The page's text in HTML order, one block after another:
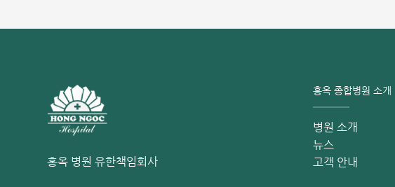
드시 내원하여 전문의의 진찰을 받으시기 바랍니다.
면역력이 약한 2세 미만 영유아는 폐렴구균에 의한 폐렴, 수막염, 중이염
러한 감염은 사망에 이르거나 청력 상실, 시력 저하, 지능 장애와 같은 심각
폐렴구균 백신은 영유아의 면역 체계가 균에 대항하는 항체를 생성하도록
염 위험을 낮추고, 설령 감염되더라도 중증 합병증이나 사망 위험을 크게
균 전파를 차단하는 역할도 합니다.
홍옥 병원 유한책임회사
홍옥 종합병원 소개
병원 소개
뉴스
고객 안내